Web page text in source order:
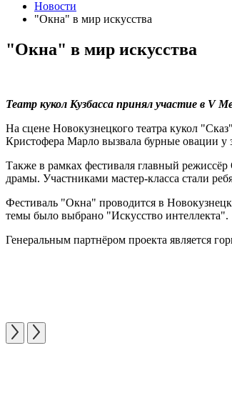
Новости
"Окна" в мир искусства
"Окна" в мир искусства
Театр кукол Кузбасса принял участие в V
На сцене Новокузнецкого театра кукол
Кристофера Марло вызвала бурные овации
Также в рамках фестиваля главный
драмы. Участниками мастер-класса стали
Фестиваль "Окна" проводится в
темы было выбрано "Искусство интеллекта".
Генеральным партнёром проекта является